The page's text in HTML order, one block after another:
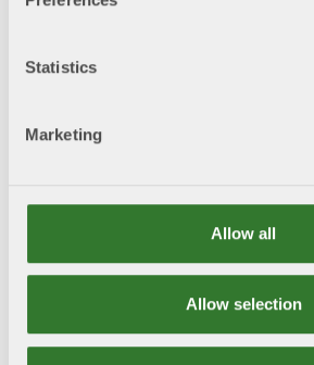
Statistics
Marketing
Allow all
Allow selection
ryggrad, är i allt högre omfattning
industriorganisationer har identifierat
reformförslag inom centrala områden
att lyfta Sveriges tillväxt och trygghet.